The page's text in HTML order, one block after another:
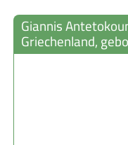
Giannis
Griechenland,